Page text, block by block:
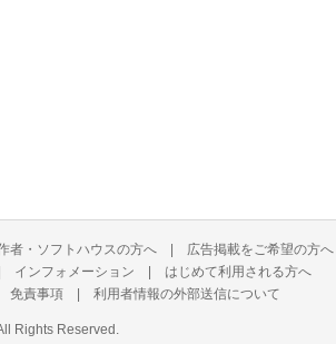
者・ソフトハウスの方へ | 広告掲載をご希望の方へ
インフォメーション | はじめて利用される方へ
免責事項 | 利用者情報の外部送信について
Rights Reserved.